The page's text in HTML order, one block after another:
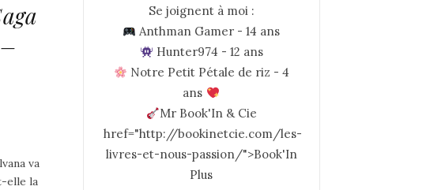
va
elle la
Se joignent à moi :
Anthman Gamer - 14 ans
Hunter974 - 12 ans
Notre Petit Pétale de riz - 4
ans
Mr Book'In & Cie
href="http://bookinetcie.com/les-
livres-et-nous-passion/">Book'In
Plus